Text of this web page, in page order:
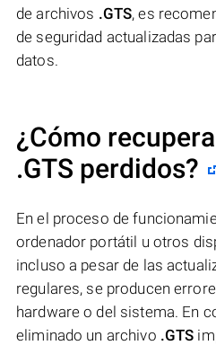
de archivos .GTS, es
de seguridad actualizadas
datos.
¿Cómo
.GTS perdidos?
En el proceso de
ordenador portátil u otros
incluso a pesar de las
regulares, se producen
hardware o del sistema. En
eliminado un archivo .GTS